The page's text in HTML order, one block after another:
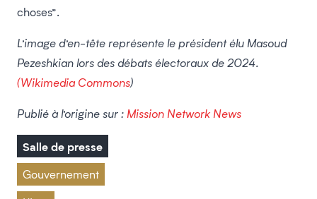
choses”.
L’image d’en-tête représente le président élu Masoud
Pezeshkian lors des débats électoraux de 2024.
(Wikimedia Commons)
Publié à l’origine sur : Mission Network News
Salle de presse
Gouvernement